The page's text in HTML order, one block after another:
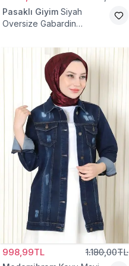
Pasaklı Giyim Siyah
Oversize Gabardin
998,99TL 1.180,00TL